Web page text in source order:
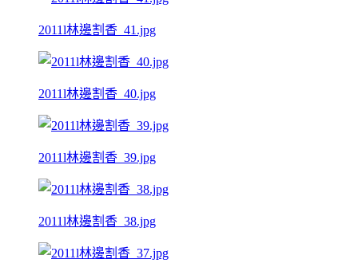
2011l林邊割香_41.jpg
2011l林邊割香_40.jpg
2011l林邊割香_39.jpg
2011l林邊割香_38.jpg